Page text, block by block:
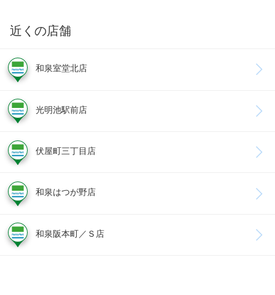
近くの店舗
和泉室堂北店
光明池駅前店
伏屋町三丁目店
和泉はつが野店
和泉阪本町／Ｓ店